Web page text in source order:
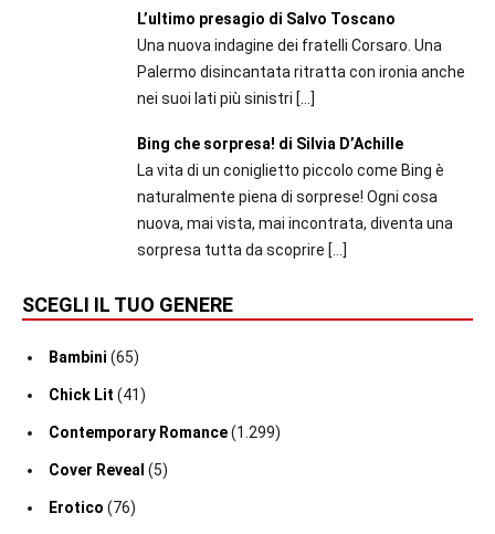
L’ultimo presagio di Salvo Toscano
Una nuova indagine dei fratelli Corsaro. Una
Palermo disincantata ritratta con ironia anche
nei suoi lati più sinistri […]
Bing che sorpresa! di Silvia D’Achille
La vita di un coniglietto piccolo come Bing è
naturalmente piena di sorprese! Ogni cosa
nuova, mai vista, mai incontrata, diventa una
sorpresa tutta da scoprire […]
SCEGLI IL TUO GENERE
Bambini (65)
Chick Lit (41)
Contemporary Romance(1.299)
Cover Reveal (5)
Erotico (76)